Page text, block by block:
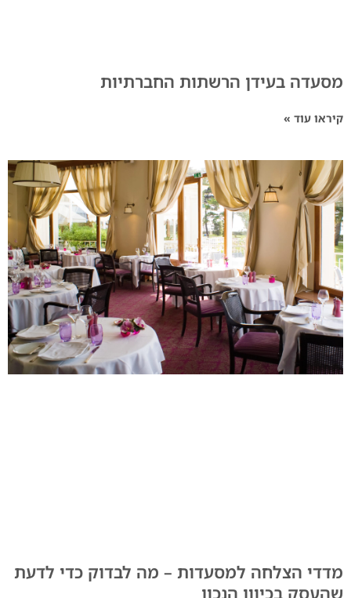
מסעדה בעידן הרשתות החברתיות
קיראו עוד »
מדדי הצלחה למסעדות – מה לבדוק כדי לדעת
שהעסק בכיוון הנכון